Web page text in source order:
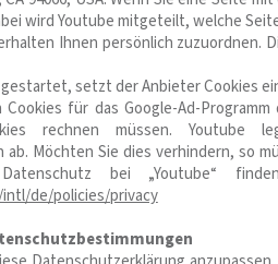
wird Youtube mitgeteilt, welche
Ihnen persönlich zuzuordnen.
setzt der Anbieter Cookies
Cookies für das Google-Ad-
rechnen müssen. Youtube
Möchten Sie dies verhindern, so
bei „Youtube“
de/policies/privacy